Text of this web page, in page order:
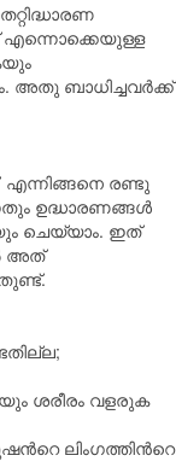
എന്നൊക്കെയുള്ള
അതു ബാധിച്ചവര്‍ക്ക്
രണ്ടു
ഉദ്ധാരണങ്ങള്‍
ചെയ്യാം. ഇത്
അത്
ശരീരം വളരുക
ലിംഗത്തിന്‍റെ